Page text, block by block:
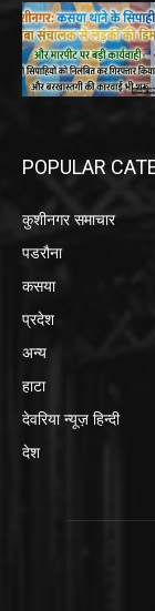
POPULAR
कुशीनगर समाचार
पडरौना
कसया
प्रदेश
अन्य
हाटा
देवरिया न्यूज़ हिन्दी
देश